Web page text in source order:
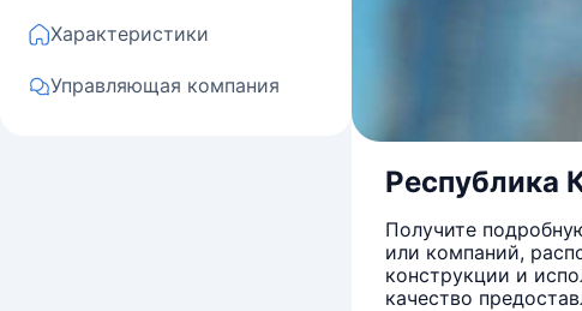
Характеристики
Управляющая компания
Республика
Получите
или компаний,
конструкции и
качество